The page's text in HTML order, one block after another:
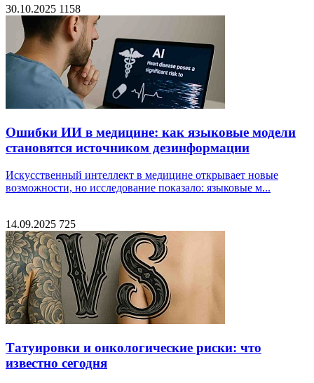
30.10.2025 1158
Ошибки ИИ в медицине: как языковые модели
становятся источником дезинформации
Искусственный интеллект в медицине открывает новые
возможности, но исследование показало: языковые м...
14.09.2025 725
Татуировки и онкологические риски: что
известно сегодня